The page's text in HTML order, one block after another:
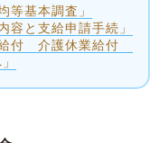
等基本調査」
容と支給申請手続」
給付 介護休業給付